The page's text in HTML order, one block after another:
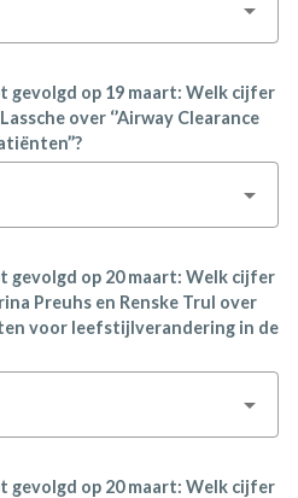
gevolgd op 19 maart: Welk cijfer
over ‘’Airway Clearance
gevolgd op 20 maart: Welk cijfer
Preuhs en Renske Trul over
voor leefstijlverandering in de
gevolgd op 20 maart: Welk cijfer